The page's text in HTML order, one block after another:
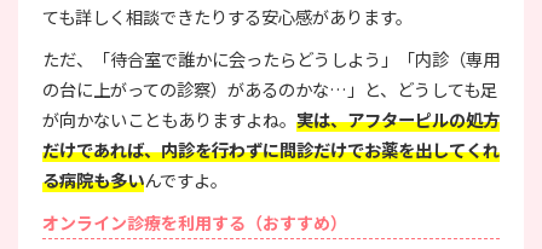
ても詳しく相談できたりする安心感があります。
ただ、「待合室で誰かに会ったらどうしよう」「内診（専用
の台に上がっての診察）があるのかな…」と、どうしても足
が向かないこともありますよね。 実は、アフターピルの処方
だけであれば、内診を行わずに問診だけでお薬を出してくれ
る病院も多いんですよ。
オンライン診療を利用する（おすすめ）